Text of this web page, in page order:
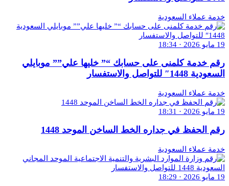
خدمة عملاء السعودية
19 مايو 2026 · 18:34
رقم خدمة كلمنى على حسابك “” خليها علي”” موبايلي
السعودية 1448″ للتواصل والاستفسار
خدمة عملاء السعودية
19 مايو 2026 · 18:31
رقم الحفظ في جداره الخط الساخن الموحد 1448
خدمة عملاء السعودية
19 مايو 2026 · 18:29